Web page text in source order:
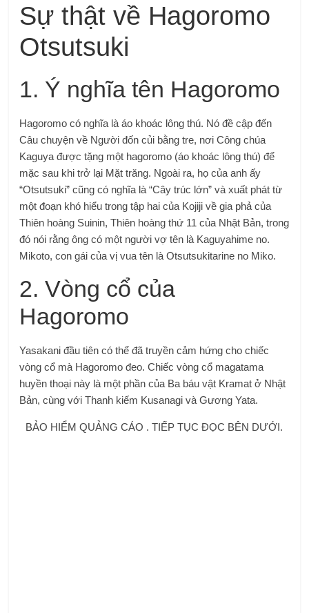
Sự thật về Hagoromo
Otsutsuki
1. Ý nghĩa tên Hagoromo
Hagoromo có nghĩa là áo khoác lông thú. Nó đề cập đến
Câu chuyện về Người đốn củi bằng tre, nơi Công chúa
Kaguya được tặng một hagoromo (áo khoác lông thú) để
mặc sau khi trở lại Mặt trăng. Ngoài ra, họ của anh ấy
“Otsutsuki” cũng có nghĩa là “Cây trúc lớn” và xuất phát từ
một đoạn khó hiểu trong tập hai của Kojiji về gia phả của
Thiên hoàng Suinin, Thiên hoàng thứ 11 của Nhật Bản, trong
đó nói rằng ông có một người vợ tên là Kaguyahime no.
Mikoto, con gái của vị vua tên là Otsutsukitarine no Miko.
2. Vòng cổ của
Hagoromo
Yasakani đầu tiên có thể đã truyền cảm hứng cho chiếc
vòng cổ mà Hagoromo đeo. Chiếc vòng cổ magatama
huyền thoại này là một phần của Ba báu vật Kramat ở Nhật
Bản, cùng với Thanh kiếm Kusanagi và Gương Yata.
BẢO HIỂM QUẢNG CÁO . TIẾP TỤC ĐỌC BÊN DƯỚI.